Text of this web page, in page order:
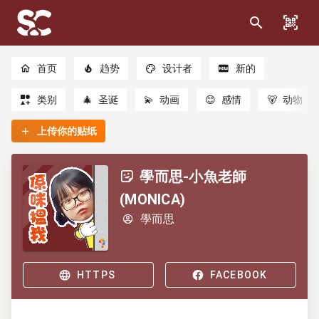
首页 趋势 设计者 新的
类别 🎄 圣诞 💫 动画 😊 感情 🐻 动物
上传你的贴纸
學而思-小魚老師
(MONICA)
學而思
HTTPS FACEBOOK